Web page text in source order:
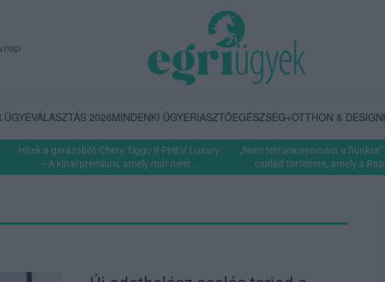
ÜGYEVÁLASZTÁS 2026MINDENKI ÜGYERIASZTÓEGÉSZSÉG+OTTHON & DESIGN
Hírek a garázsból: Chery Tiggo 9 PHEV Luxury
– A kínai prémium, amely már nem...
„Nem tettünk nyomást a fiunkra”
család története, amely a